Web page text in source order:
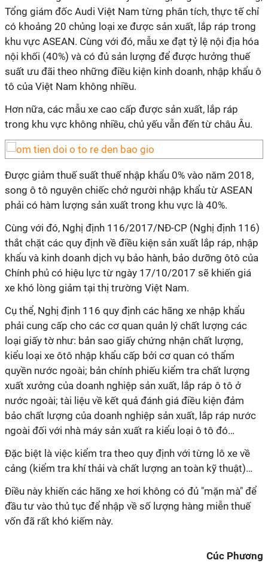
Tổng giám đốc Audi Việt Nam từng phân tích, thực tế chỉ
có khoảng 20 chủng loại xe được sản xuất, lắp ráp trong
khu vực ASEAN. Cùng với đó, mẫu xe đạt tỷ lệ nội địa hóa
nội khối (40%) và có đủ sản lượng để được hưởng thuế
suất ưu đãi theo những điều kiện kinh doanh, nhập khẩu ô
tô của Việt Nam không nhiều.
Hơn nữa, các mẫu xe cao cấp được sản xuất, lắp ráp
trong khu vực không nhiều, chủ yếu vẫn đến từ châu Âu.
Được giảm thuế suất thuế nhập khẩu 0% vào năm 2018,
song ô tô nguyên chiếc chở người nhập khẩu từ ASEAN
phải có hàm lượng sản xuất trong khu vực là 40%.
Cùng với đó, Nghị định 116/2017/NĐ-CP (Nghị định 116)
thắt chặt các quy định về điều kiện sản xuất lắp ráp, nhập
khẩu và kinh doanh dịch vụ bảo hành, bảo dưỡng ôtô của
Chính phủ có hiệu lực từ ngày 17/10/2017 sẽ khiến giá
xe khó lòng giảm tại thị trường Việt Nam.
Cụ thể, Nghị định 116 quy định các hãng xe nhập khẩu
phải cung cấp cho các cơ quan quản lý chất lượng các
loại giấy tờ như: bản sao giấy chứng nhận chất lượng,
kiểu loại xe ôtô nhập khẩu cấp bởi cơ quan có thẩm
quyền nước ngoài; bản chính phiếu kiểm tra chất lượng
xuất xưởng của doanh nghiệp sản xuất, lắp ráp ô tô ở
nước ngoài; tài liệu về kết quả đánh giá điều kiện đảm
bảo chất lượng của doanh nghiệp sản xuất, lắp ráp nước
ngoài đối với nhà máy sản xuất ra kiểu loại ô tô đó…
Đặc biệt là việc kiểm tra theo quy định với từng lô xe về
cảng (kiểm tra khí thải và chất lượng an toàn kỹ thuật)…
Điều này khiến các hãng xe hơi không có đủ "mặn mà" để
đầu tư vào thủ tục để nhập về số lượng hàng miễn thuế
vốn đã rất khó kiếm này.
Cúc Phương